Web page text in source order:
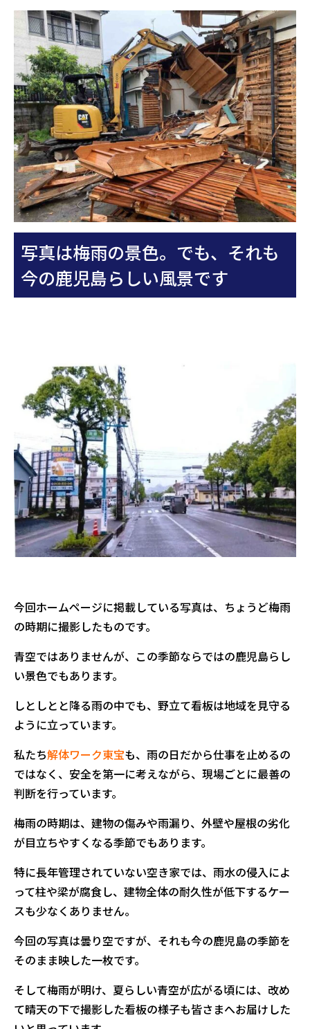
写真は梅雨の景色。でも、それも
今の鹿児島らしい風景です
今回ホームページに掲載している写真は、ちょうど梅雨
の時期に撮影したものです。
青空ではありませんが、この季節ならではの鹿児島らし
い景色でもあります。
しとしとと降る雨の中でも、野立て看板は地域を見守る
ように立っています。
私たち解体ワーク東宝も、雨の日だから仕事を止めるの
ではなく、安全を第一に考えながら、現場ごとに最善の
判断を行っています。
梅雨の時期は、建物の傷みや雨漏り、外壁や屋根の劣化
が目立ちやすくなる季節でもあります。
特に長年管理されていない空き家では、雨水の侵入によ
って柱や梁が腐食し、建物全体の耐久性が低下するケー
スも少なくありません。
今回の写真は曇り空ですが、それも今の鹿児島の季節を
そのまま映した一枚です。
そして梅雨が明け、夏らしい青空が広がる頃には、改め
て晴天の下で撮影した看板の様子も皆さまへお届けした